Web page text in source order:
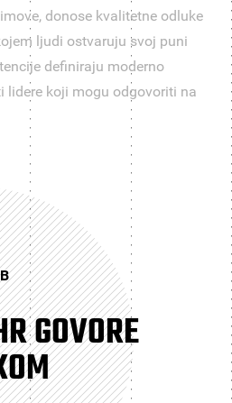
donose kvalitetne odluke
ljudi ostvaruju svoj puni
definiraju moderno
lidere koji mogu odgovoriti na
GOVORE